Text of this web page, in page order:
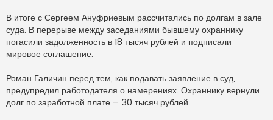
В итоге с Сергеем Ануфриевым рассчитались по долгам в зале
суда. В перерыве между заседаниями бывшему охраннику
погасили задолженность в 18 тысяч рублей и подписали
мировое соглашение.
Роман Галичин перед тем, как подавать заявление в суд,
предупредил работодателя о намерениях. Охраннику вернули
долг по заработной плате – 30 тысяч рублей.